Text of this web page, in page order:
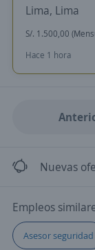
Lima, Lima
S/. 1.500,00
Hace 1 hora
Nuevas
Empleos
Asesor seguridad